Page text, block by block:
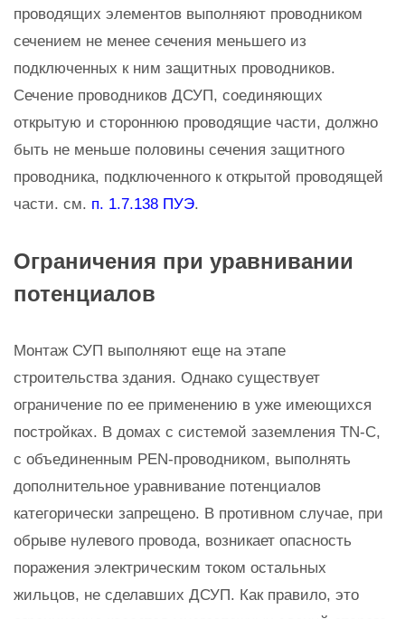
проводящих элементов выполняют проводником
сечением не менее сечения меньшего из
подключенных к ним защитных проводников.
Сечение проводников ДСУП, соединяющих
открытую и стороннюю проводящие части, должно
быть не меньше половины сечения защитного
проводника, подключенного к открытой проводящей
части. см. п. 1.7.138 ПУЭ.
Ограничения при уравнивании
потенциалов
Монтаж СУП выполняют еще на этапе
строительства здания. Однако существует
ограничение по ее применению в уже имеющихся
постройках. В домах с системой заземления TN-C,
с объединенным PEN-проводником, выполнять
дополнительное уравнивание потенциалов
категорически запрещено. В противном случае, при
обрыве нулевого провода, возникает опасность
поражения электрическим током остальных
жильцов, не сделавших ДСУП. Как правило, это